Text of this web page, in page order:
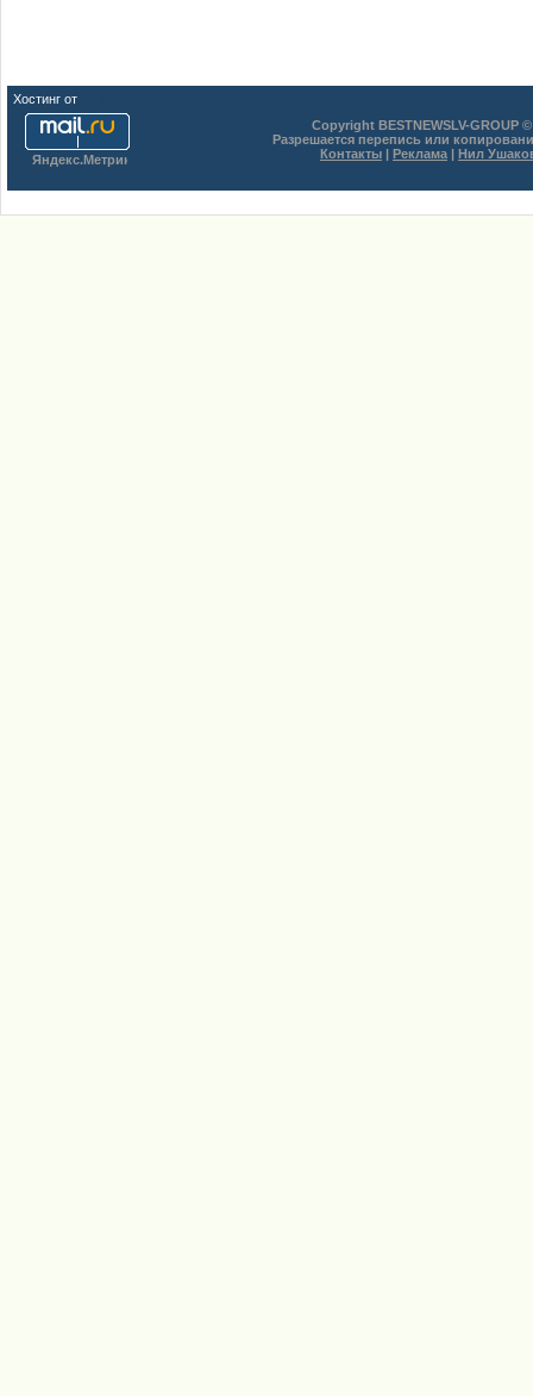
Хостинг от
Copyright BESTNEWSLV-GROUP
Разрешается перепись или
Контакты | Реклама | Нил